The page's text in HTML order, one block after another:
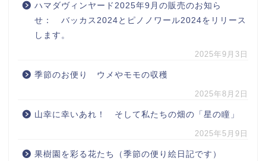
ハマダヴィンヤード2025年9月の販売のお知ら
せ： バッカス2024とピノノワール2024をリリース
します。
2025年9月3日
季節のお便り ウメやモモの収穫
2025年8月2日
山幸に幸いあれ！ そして私たちの畑の「星の瞳」
2025年5月9日
果樹園を彩る花たち（季節の便り絵日記です）